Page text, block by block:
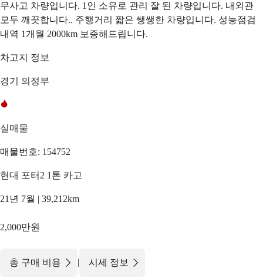
무사고 차량입니다. 1인 소유로 관리 잘 된 차량입니다. 내외관
모두 깨끗합니다.. 주행거리 짧은 쌩쌩한 차량입니다. 성능점검
내역 1개월 2000km 보증해드립니다.
차고지 정보
경기 의정부
실매물
매물번호: 154752
현대 포터2 1톤 카고
21년 7월 | 39,212km
2,000만원
총 구매 비용 | 시세 정보